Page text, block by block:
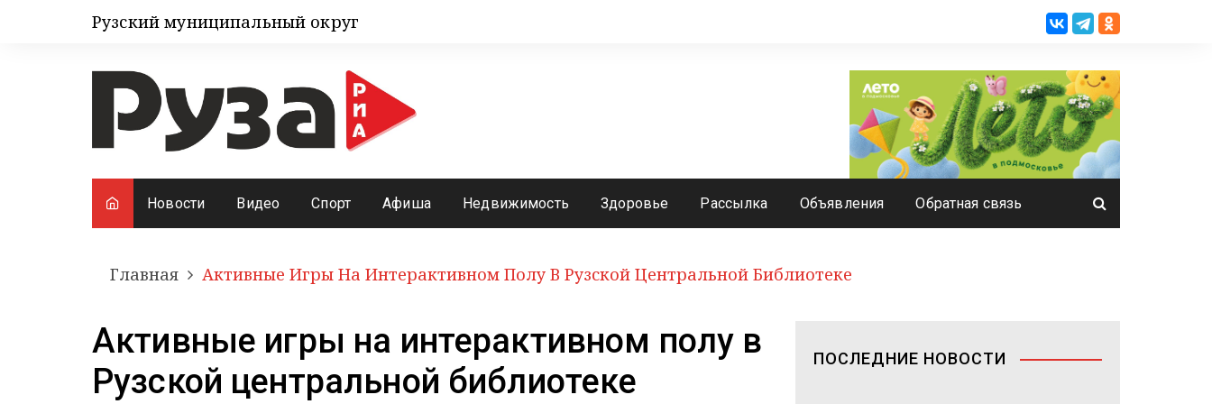
Рузский муниципальный округ
Новости Видео Спорт Афиша Недвижимость Здоровье Рассылка Объявления Обратная связь
Главная Активные Игры На Интерактивном Полу В Рузской Центральной Библиотеке
Активные игры на интерактивном полу в
Рузской центральной библиотеке
ПОСЛЕДНИЕ НОВОСТИ